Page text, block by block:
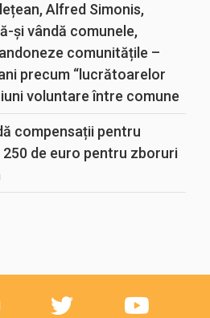
Alfred Simonis,
și vândă comunele,
comunitățile –
precum “lucrătoarelor
voluntare între comune
compensații pentru
de euro pentru zboruri